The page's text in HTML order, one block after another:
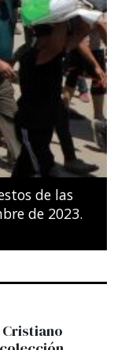
durante
BOZON / AFP